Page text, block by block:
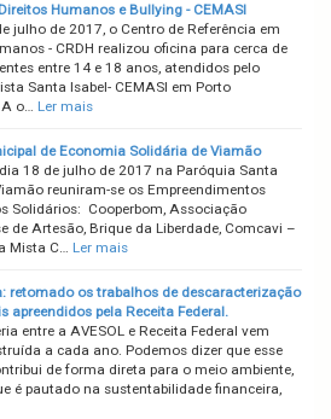
Humanos e Bullying - CEMASI
julho de 2017, o Centro de Referência em
- CRDH realizou oficina para cerca de
entre 14 e 18 anos, atendidos pelo
Santa Isabel- CEMASI em Porto
o… Ler mais
de Economia Solidária de Viamão
18 de julho de 2017 na Paróquia Santa
reuniram-se os Empreendimentos
Solidários: Cooperbom, Associação
de Artesão, Brique da Liberdade, Comcavi –
Mista C… Ler mais
retomado os trabalhos de descaracterização
apreendidos pela Receita Federal.
entre a AVESOL e Receita Federal vem
a cada ano. Podemos dizer que esse
de forma direta para o meio ambiente,
é pautado na sustentabilidade financeira,